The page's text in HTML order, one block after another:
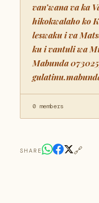
0 members
SHARE 🔗